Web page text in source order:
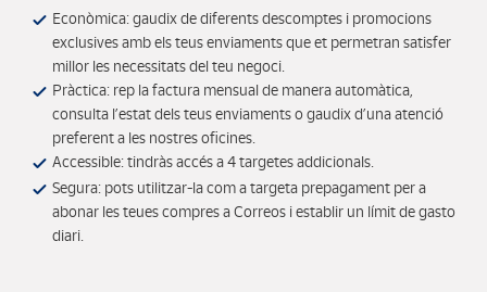
Econòmica: gaudix de diferents descomptes i promocions
exclusives amb els teus enviaments que et permetran satisfer
millor les necessitats del teu negoci.
Pràctica: rep la factura mensual de manera automàtica,
consulta l’estat dels teus enviaments o gaudix d’una atenció
preferent a les nostres oficines.
Accessible: tindràs accés a 4 targetes addicionals.
Segura: pots utilitzar-la com a targeta prepagament per a
abonar les teues compres a Correos i establir un límit de gasto
diari.